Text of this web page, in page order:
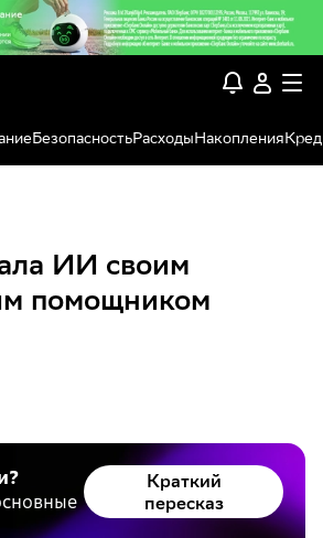
БезопасностьРасходыНакопления
ИИ своим
помощником
Краткий
пересказ